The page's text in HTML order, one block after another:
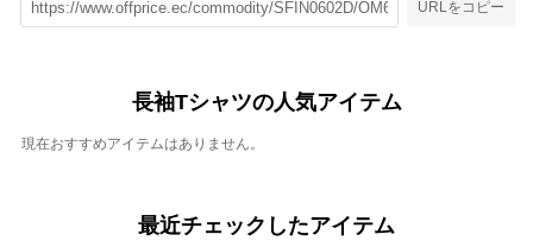
URLをコピー
長袖Tシャツの人気アイテム
現在おすすめアイテムはありません。
最近チェックしたアイテム